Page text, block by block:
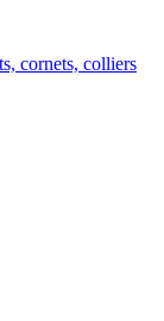
cornets, colliers